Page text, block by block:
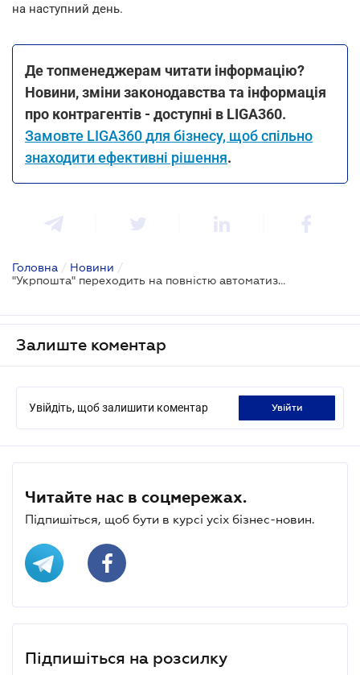
на наступний день.
Де топменеджерам читати інформацію?
Новини, зміни законодавства та інформація
про контрагентів - доступні в LIGA360.
Замовте LIGA360 для бізнесу, щоб спільно
знаходити ефективні рішення.
Головна / Новини /
"Укрпошта" переходить на повністю автоматизоване сортування посилок
Залиште коментар
Увійдіть, щоб залишити коментар увійти
Читайте нас в соцмережах.
Підпишіться, щоб бути в курсі усіх бізнес-новин.
Підпишіться на розсилку